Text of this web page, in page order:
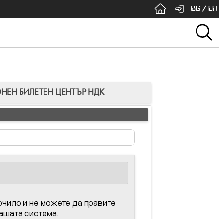
BG / EN
БИЛЕТЕН ЦЕНТЪР НДК
и не можете да правите
система.